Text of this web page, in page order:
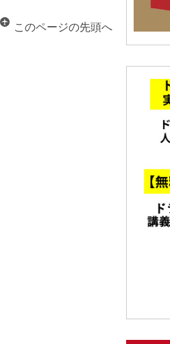
このページの先頭へ